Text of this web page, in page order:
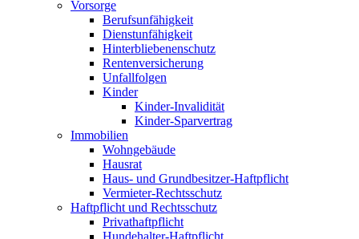
Vorsorge
Berufsunfähigkeit
Dienstunfähigkeit
Hinterbliebenenschutz
Rentenversicherung
Unfallfolgen
Kinder
Kinder-Invalidität
Kinder-Sparvertrag
Immobilien
Wohngebäude
Hausrat
Haus- und Grundbesitzer-Haftpflicht
Vermieter-Rechtsschutz
Haftpflicht und Rechtsschutz
Privathaftpflicht
Hundehalter-Haftpflicht